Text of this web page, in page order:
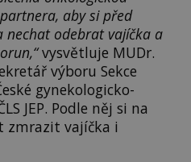
aby si před
nechat odebrat vajíčka a
vysvětluje MUDr.
výboru Sekce
gynekologicko-
JEP. Podle něj si na
zmrazit vajíčka i